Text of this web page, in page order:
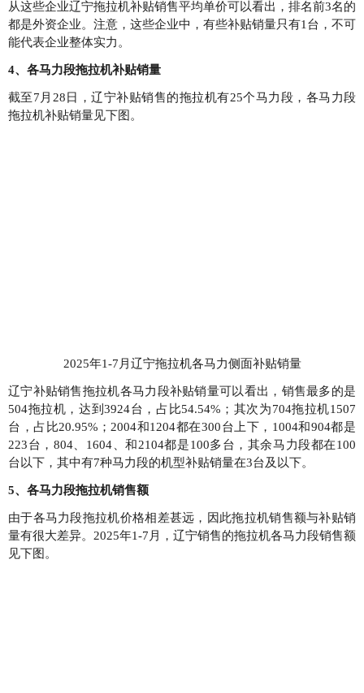
从这些企业辽宁拖拉机补贴销售平均单价可以看出，排名前3名的
都是外资企业。注意，这些企业中，有些补贴销量只有1台，不可
能代表企业整体实力。
4、各马力段拖拉机补贴销量
截至7月28日，辽宁补贴销售的拖拉机有25个马力段，各马力段
拖拉机补贴销量见下图。
2025年1-7月辽宁拖拉机各马力侧面补贴销量
辽宁补贴销售拖拉机各马力段补贴销量可以看出，销售最多的是
504拖拉机，达到3924台，占比54.54%；其次为704拖拉机1507
台，占比20.95%；2004和1204都在300台上下，1004和904都是
223台，804、1604、和2104都是100多台，其余马力段都在100
台以下，其中有7种马力段的机型补贴销量在3台及以下。
5、各马力段拖拉机销售额
由于各马力段拖拉机价格相差甚远，因此拖拉机销售额与补贴销
量有很大差异。2025年1-7月，辽宁销售的拖拉机各马力段销售额
见下图。